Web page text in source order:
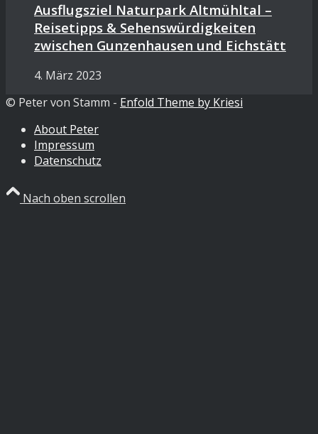
Ausflugsziel Naturpark Altmühltal –
Reisetipps & Sehenswürdigkeiten
zwischen Gunzenhausen und Eichstätt
4. März 2023
© Peter von Stamm - Enfold Theme by Kriesi
About Peter
Impressum
Datenschutz
Nach oben scrollen